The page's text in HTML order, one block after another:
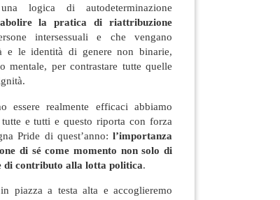
logica di autodeterminazione
la pratica di riattribuzione
intersessuali e che vengano
e le identità di genere non binarie,
mentale, per contrastare tutte quelle
essere realmente efficaci abbiamo
e tutti e questo riporta con forza
Pride di quest’anno: l’importanza
di sé come momento non solo di
di contributo alla lotta politica.
piazza a testa alta e accoglieremo